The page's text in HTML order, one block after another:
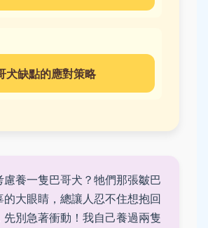
犬缺點的應對策略
慮養一隻巴哥犬？牠們那張皺巴
的大眼睛，總讓人忍不住想抱回
先別急著衝動！我自己養過兩隻